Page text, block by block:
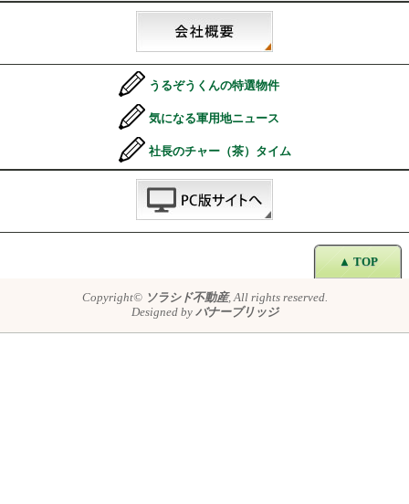
うるぞうくんの特選物件
気になる軍用地ニュース
社長のチャー（茶）タイム
▲ TOP
Copyright© ソラシド不動産, All rights reserved.
Designed by バナーブリッジ